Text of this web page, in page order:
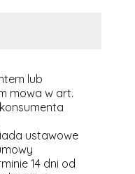
lub
mowa w art.
ustawowe
14 dni od